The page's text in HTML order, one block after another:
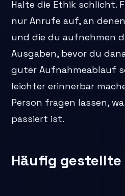
Halte die Ethik schlicht.
nur Anrufe auf, an
und die du aufnehmen
Ausgaben, bevor du
guter Aufnahmeablauf
leichter erinnerbar
Person fragen lassen,
passiert ist.
Häufig gestellte